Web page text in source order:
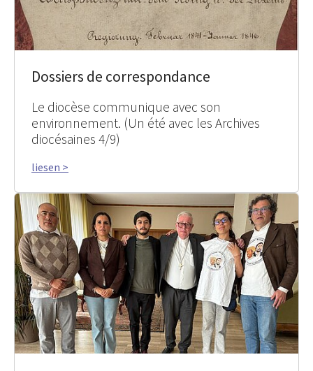
Dossiers de correspondance
Le diocèse communique avec son
environnement. (Un été avec les Archives
diocésaines 4/9)
liesen >